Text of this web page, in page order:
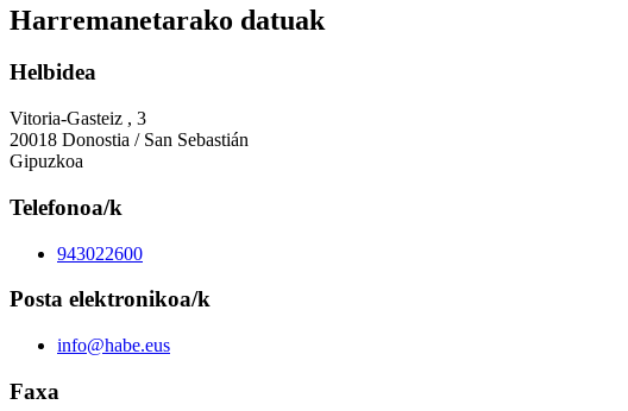
Harremanetarako datuak
Helbidea
Vitoria-Gasteiz , 3
20018 Donostia / San Sebastián
Gipuzkoa
Telefonoa/k
943022600
Posta elektronikoa/k
info@habe.eus
Faxa